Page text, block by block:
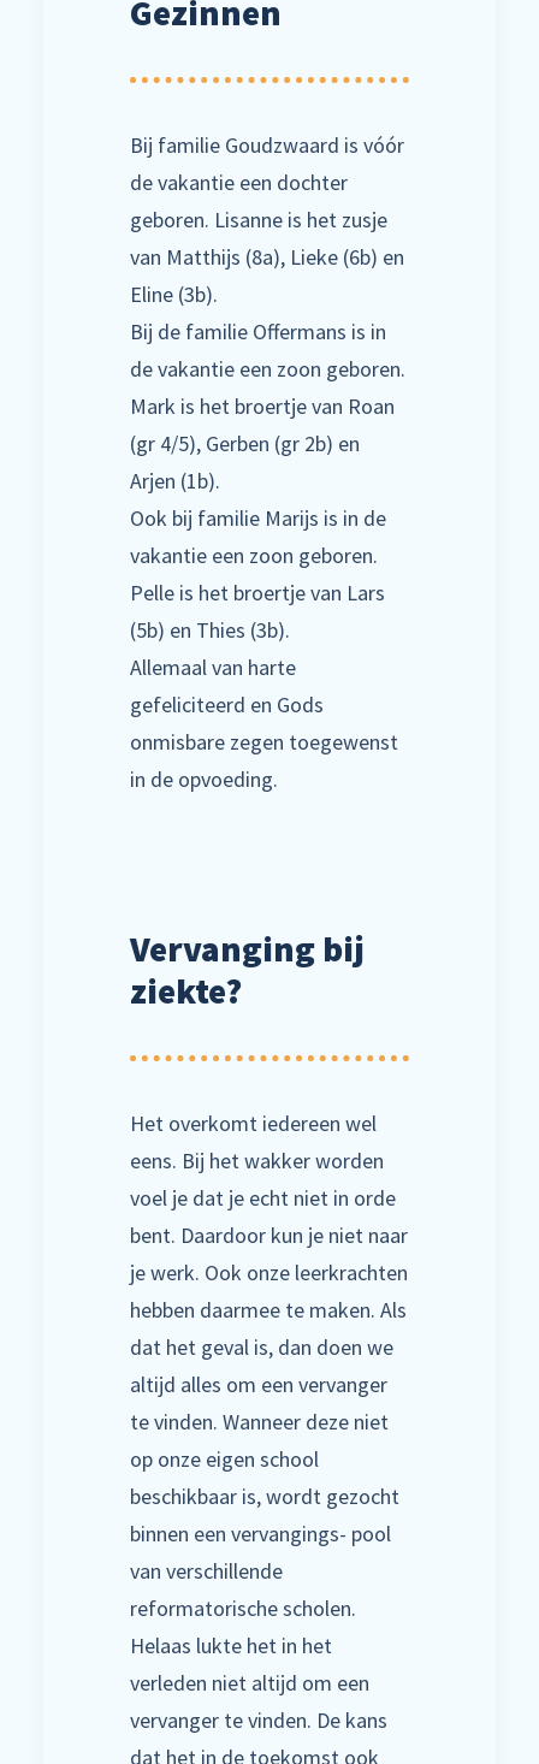
Gezinnen
Bij familie Goudzwaard is vóór
de vakantie een dochter
geboren. Lisanne is het zusje
van Matthijs (8a), Lieke (6b) en
Eline (3b).
Bij de familie Offermans is in
de vakantie een zoon geboren.
Mark is het broertje van Roan
(gr 4/5), Gerben (gr 2b) en
Arjen (1b).
Ook bij familie Marijs is in de
vakantie een zoon geboren.
Pelle is het broertje van Lars
(5b) en Thies (3b).
Allemaal van harte
gefeliciteerd en Gods
onmisbare zegen toegewenst
in de opvoeding.
Vervanging bij
ziekte?
Het overkomt iedereen wel
eens. Bij het wakker worden
voel je dat je echt niet in orde
bent. Daardoor kun je niet naar
je werk. Ook onze leerkrachten
hebben daarmee te maken. Als
dat het geval is, dan doen we
altijd alles om een vervanger
te vinden. Wanneer deze niet
op onze eigen school
beschikbaar is, wordt gezocht
binnen een vervangings- pool
van verschillende
reformatorische scholen.
Helaas lukte het in het
verleden niet altijd om een
vervanger te vinden. De kans
dat het in de toekomst ook